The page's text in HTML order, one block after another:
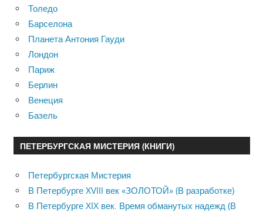
Толедо
Барселона
Планета Антония Гауди
Лондон
Париж
Берлин
Венеция
Базель
ПЕТЕРБУРГСКАЯ МИСТЕРИЯ (КНИГИ)
Петербургская Мистерия
В Петербурге XVIII век «ЗОЛОТОЙ» (В разработке)
В Петербурге XIX век. Время обманутых надежд (В